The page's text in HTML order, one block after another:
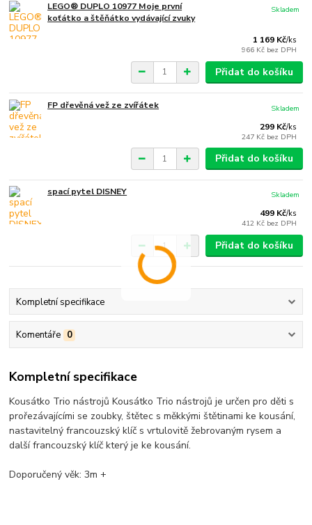
LEGO® DUPLO 10977 Moje první
koťátko a štěňátko vydávající zvuky
1 169 Kč/ks
966 Kč bez DPH
Skladem
Přidat do košíku
FP dřevěná vež ze zvířátek
299 Kč/ks
247 Kč bez DPH
Skladem
Přidat do košíku
spací pytel DISNEY
499 Kč/ks
412 Kč bez DPH
Skladem
Přidat do košíku
Kompletní specifikace
Komentáře 0
Kompletní specifikace
Kousátko Trio nástrojů Kousátko Trio nástrojů je určen pro děti s
prořezávajícími se zoubky, štětec s měkkými štětinami ke kousání,
nastavitelný francouzský klíč s vrtulovitě žebrovaným rysem a
další francouzský klíč který je ke kousání.
Doporučený věk: 3m +